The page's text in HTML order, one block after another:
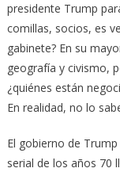
presidente Trump
comillas, socios, es
gabinete? En su
geografía y civismo,
¿quiénes están
En realidad, no lo
El gobierno de
serial de los años 70